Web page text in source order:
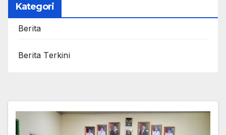
Kategori
Berita
Berita Terkini